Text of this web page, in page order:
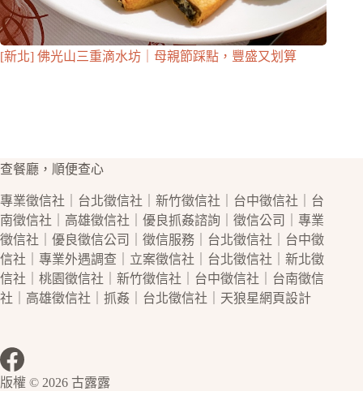
[新北] 佛光山三重滴水坊｜母親節踩點，豐盛又划算
查餐廳，順便查心
專業徵信社 台北徵信社 新竹徵信社 台中徵信社
台
南徵信社
高雄徵信社 ｜優良抓姦諮詢｜ 徵信公司
｜專業
徵信社 ｜優良徵信公司 徵信服務｜ 台北徵信社
台中徵
信社 ｜專業外遇調查｜立案徵信社 台北徵信社
新北徵
信社
桃園徵信社 新竹徵信社 台中徵信社
台南徵信
社
高雄徵信社 抓姦 台北徵信社 ｜天狼星網頁設計
版權 © 2026 古露露